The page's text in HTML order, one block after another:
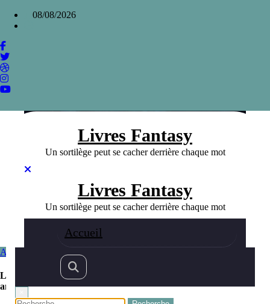
contenu
08/08/2026
Livres Fantasy
Un sortilège peut se cacher derrière chaque mot
Livres Fantasy
Un sortilège peut se cacher derrière chaque mot
Accueil
Les Chevaux Célestes de Guy Gavriel Kay,
épopée dans la Chine ancienne
Auteurs Fanatsy
Les Chevaux Célestes de Guy Gavriel Kay, épopée dans la Chine
ancienne